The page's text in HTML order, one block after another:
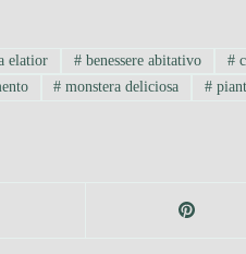
elatior # benessere abitativo #
# monstera deliciosa #